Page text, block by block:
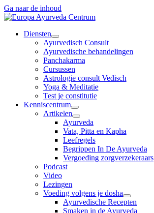
Ga naar de inhoud
Diensten
Ayurvedisch Consult
Ayurvedische behandelingen
Panchakarma
Cursussen
Astrologie consult Vedisch
Yoga & Meditatie
Test je constitutie
Kenniscentrum
Artikelen
Ayurveda
Vata, Pitta en Kapha
Leefregels
Begrippen In De Ayurveda
Vergoeding zorgverzekeraars
Podcast
Video
Lezingen
Voeding volgens je dosha
Ayurvedische Recepten
Smaken in de Ayurveda